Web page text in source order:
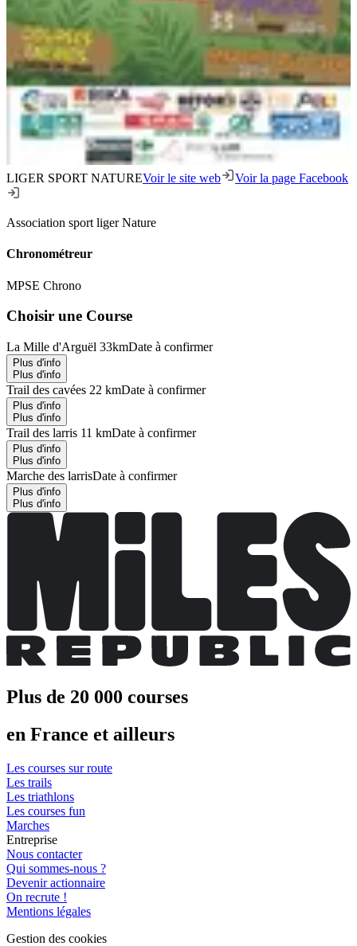
LIGER SPORT NATUREVoir le site web Voir la page Facebook
Association sport liger Nature
Chronométreur
MPSE Chrono
Choisir une Course
La Mille d'Arguël 33kmDate à confirmer
Plus d'info
Plus d'info
Trail des cavées 22 kmDate à confirmer
Plus d'info
Plus d'info
Trail des larris 11 kmDate à confirmer
Plus d'info
Plus d'info
Marche des larrisDate à confirmer
Plus d'info
Plus d'info
Plus de 20 000 courses
en France et ailleurs
Les courses sur route
Les trails
Les triathlons
Les courses fun
Marches
Entreprise
Nous contacter
Qui sommes-nous ?
Devenir actionnaire
On recrute !
Mentions légales
Gestion des cookies